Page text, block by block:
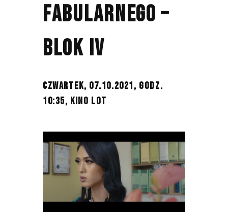
FABULARNEGO –
BLOK IV
CZWARTEK, 07.10.2021, GODZ.
10:35, KINO LOT